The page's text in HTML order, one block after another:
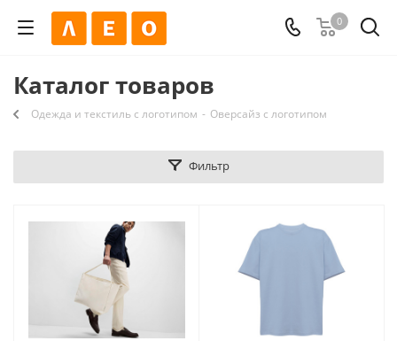
0
Каталог товаров
Одежда и текстиль с логотипом - Оверсайз с логотипом
Фильтр